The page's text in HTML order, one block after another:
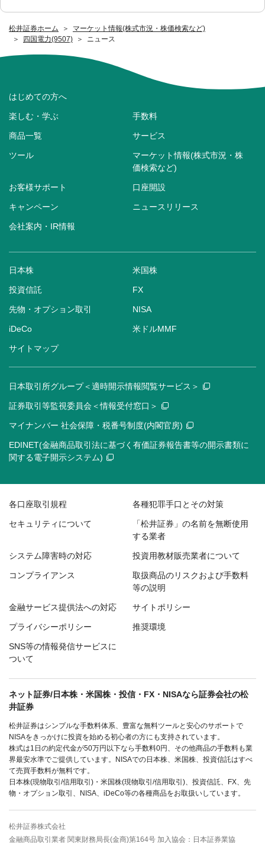
松井証券ホーム
マーケット情報(株式市況・株価検索など)
四国電力(9507)
ニュース
はじめての方へ
楽しむ・学ぶ 手数料
商品一覧 サービス
ツール
マーケット情報(株式市況・株
価検索など)
お客様サポート 口座開設
キャンペーン ニュースリリース
会社案内・IR情報
日本株 米国株
投資信託 FX
先物・オプション取引 NISA
iDeCo 米ドルMMF
サイトマップ
日本取引所グループ＜適時開示情報閲覧サービス＞
証券取引等監視委員会＜情報受付窓口＞
マイナンバー 社会保障・税番号制度(内閣官房)
EDINET(金融商品取引法に基づく有価証券報告書等の開示書類に
関する電子開示システム)
各口座取引規程 各種犯罪手口とその対策
セキュリティについて
「松井証券」の名前を無断使用
する業者
システム障害時の対応 投資用教材販売業者について
コンプライアンス
取扱商品のリスクおよび手数料
等の説明
金融サービス提供法への対応 サイトポリシー
プライバシーポリシー 推奨環境
SNS等の情報発信サービスに
ついて
ネット証券/日本株・米国株・投信・FX・NISAなら証券会社の松
井証券
松井証券はシンプルな手数料体系、豊富な無料ツールと安心のサポートで
NISAをきっかけに投資を始める初心者の方にも支持されています。
株式は1日の約定代金が50万円以下なら手数料0円、その他商品の手数料も業
界最安水準でご提供しています。NISAでの日本株、米国株、投資信託はすべ
て売買手数料が無料です。
日本株(現物取引/信用取引)・米国株(現物取引/信用取引)、投資信託、FX、先
物・オプション取引、NISA、iDeCo等の各種商品をお取扱いしています。
松井証券株式会社
金融商品取引業者 関東財務局長(金商)第164号 加入協会：日本証券業協